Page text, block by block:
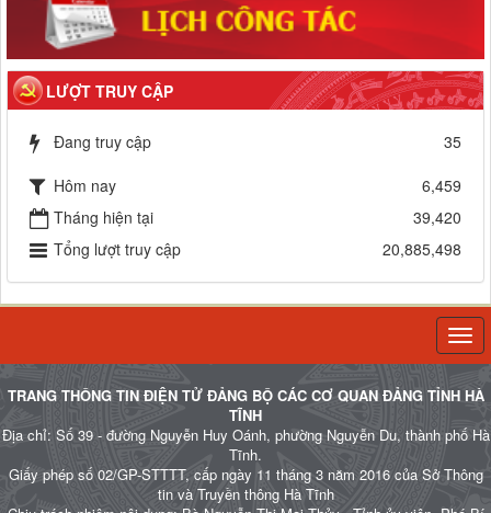
LƯỢT TRUY CẬP
Đang truy cập
35
Hôm nay
6,459
Tháng hiện tại
39,420
Tổng lượt truy cập
20,885,498
TRANG THÔNG TIN ĐIỆN TỬ ĐẢNG BỘ CÁC CƠ QUAN ĐẢNG TỈNH HÀ
TĨNH
Địa chỉ: Số 39 - đường Nguyễn Huy Oánh, phường Nguyễn Du, thành phố Hà
Tĩnh.
Giấy phép số 02/GP-STTTT, cấp ngày 11 tháng 3 năm 2016 của Sở Thông
tin và Truyền thông Hà Tĩnh